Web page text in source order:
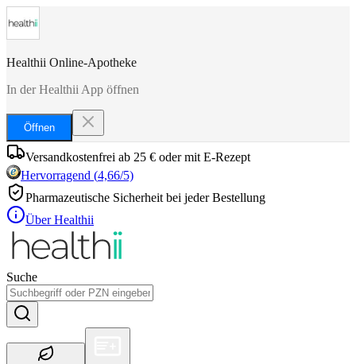
Healthii Online-Apotheke
In der Healthii App öffnen
Öffnen
Versandkostenfrei ab 25 € oder mit E-Rezept
Hervorragend (4,66/5)
Pharmazeutische Sicherheit bei jeder Bestellung
Über Healthii
Suche